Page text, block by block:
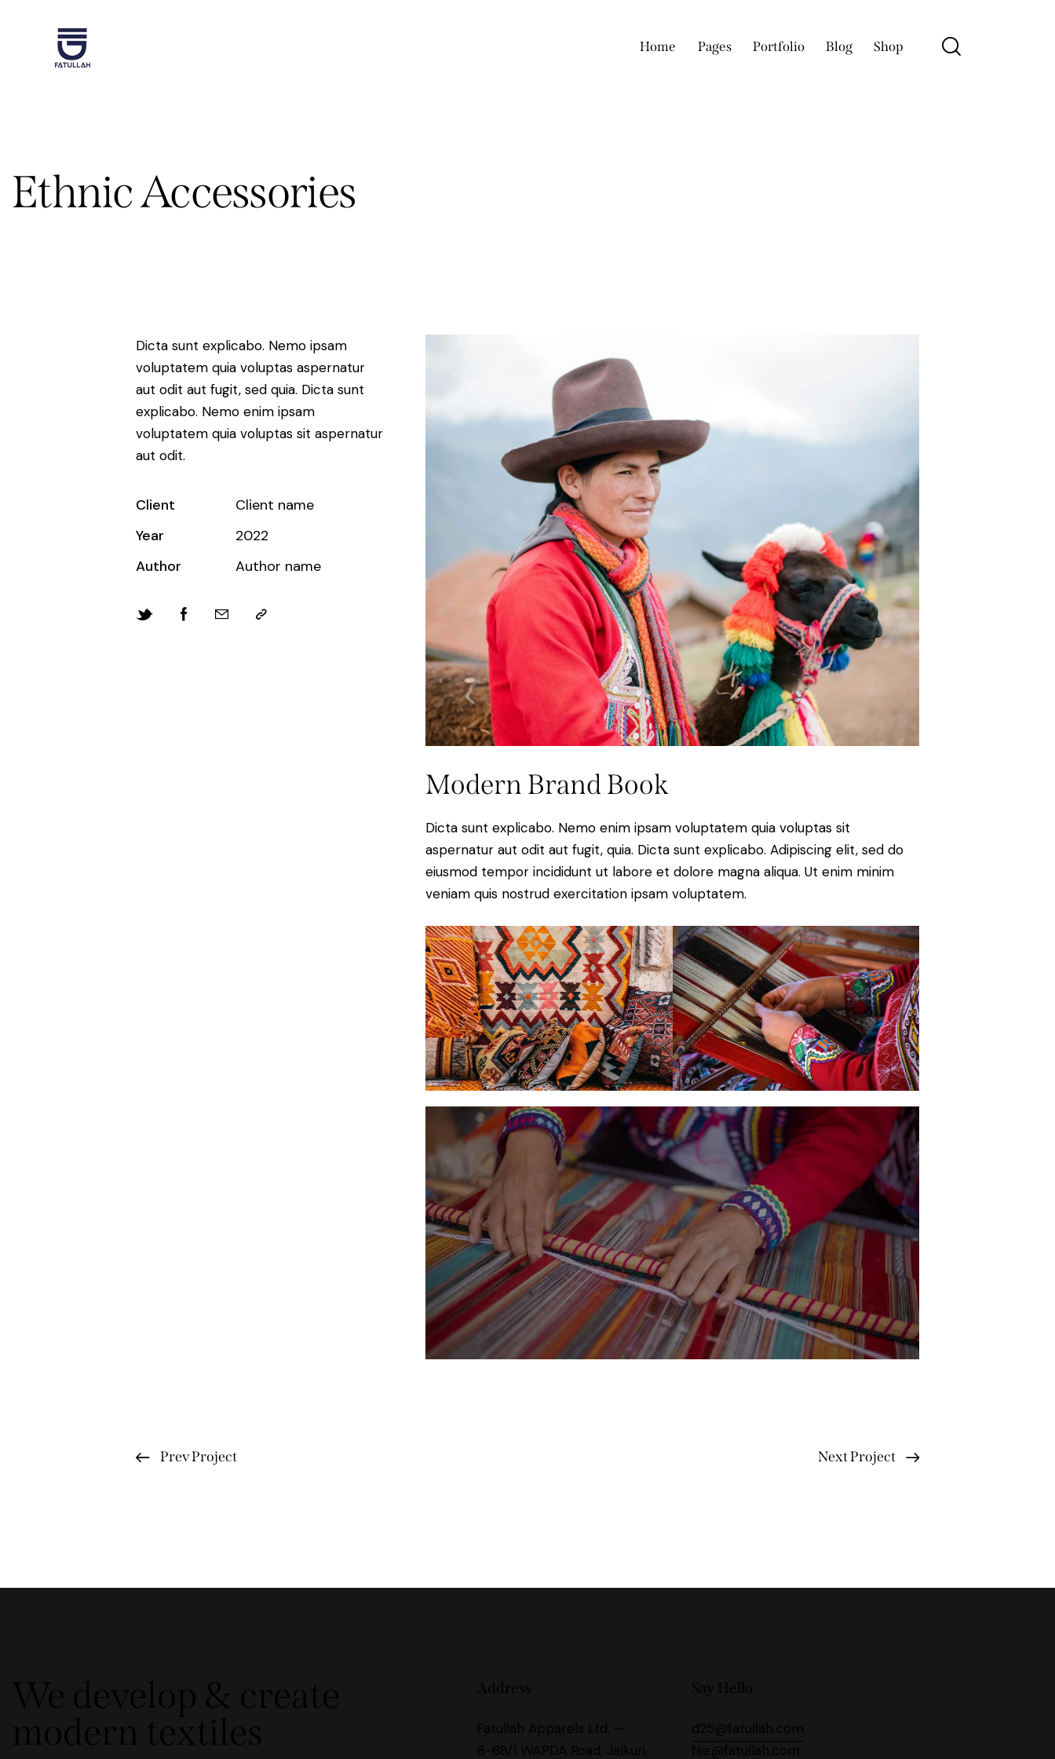
Home Pages Portfolio Blog Shop
Ethnic Accessories
Dicta sunt explicabo. Nemo ipsam
voluptatem quia voluptas aspernatur
aut odit aut fugit, sed quia. Dicta sunt
explicabo. Nemo enim ipsam
voluptatem quia voluptas sit aspernatur
aut odit.
Client
Client name
Year
2022
Author
Author name
Modern Brand Book
Dicta sunt explicabo. Nemo enim ipsam voluptatem quia voluptas sit
aspernatur aut odit aut fugit, quia. Dicta sunt explicabo. Adipiscing elit, sed do
eiusmod tempor incididunt ut labore et dolore magna aliqua. Ut enim minim
veniam quis nostrud exercitation ipsam voluptatem.
Prev Project Next Project